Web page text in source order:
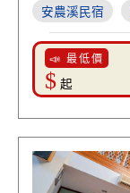
安農溪民宿
📣 最低價
$ 起